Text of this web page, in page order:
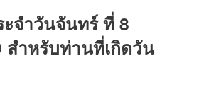
จำวันจันทร์ ที่ 8
สำหรับท่านที่เกิดวัน